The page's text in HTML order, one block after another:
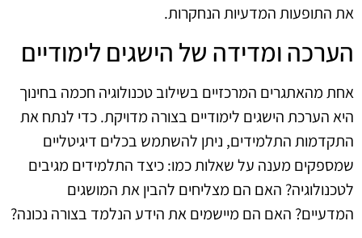
את התופעות המדעיות הנחקרות.
הערכה ומדידה של הישגים לימודיים
אחת מהאתגרים המרכזיים בשילוב טכנולוגיה חכמה בחינוך
היא הערכת הישגים לימודיים בצורה מדויקת. כדי לנתח את
התקדמות התלמידים, ניתן להשתמש בכלים דיגיטליים
שמספקים מענה על שאלות כמו: כיצד התלמידים מגיבים
לטכנולוגיה? האם הם מצליחים להבין את המושגים
המדעיים? האם הם מיישמים את הידע הנלמד בצורה נכונה?